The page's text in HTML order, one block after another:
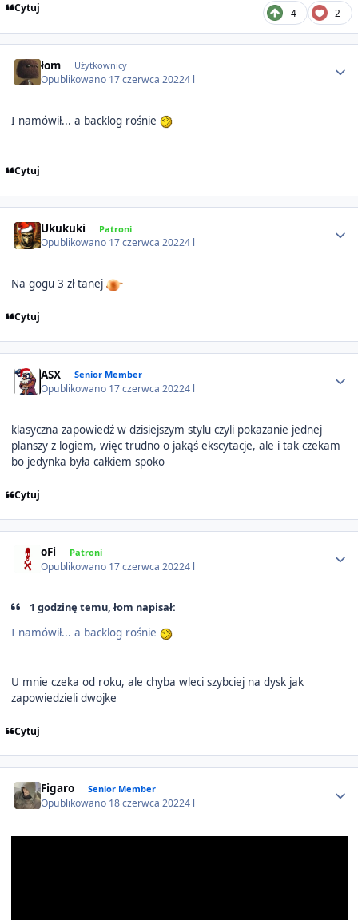
Cytuj 4 2
łom Użytkownicy
Opublikowano 17 czerwca 20224 l
I namówił... a backlog rośnie
Cytuj
Ukukuki Patroni
Opublikowano 17 czerwca 20224 l
Na gogu 3 zł tanej
Cytuj
ASX Senior Member
Opublikowano 17 czerwca 20224 l
klasyczna zapowiedź w dzisiejszym stylu czyli pokazanie jednej
planszy z logiem, więc trudno o jakąś ekscytacje, ale i tak czekam
bo jedynka była całkiem spoko
Cytuj
oFi Patroni
Opublikowano 17 czerwca 20224 l
1 godzinę temu, łom napisał:
I namówił... a backlog rośnie
U mnie czeka od roku, ale chyba wleci szybciej na dysk jak
zapowiedzieli dwojke
Cytuj
Figaro Senior Member
Opublikowano 18 czerwca 20224 l